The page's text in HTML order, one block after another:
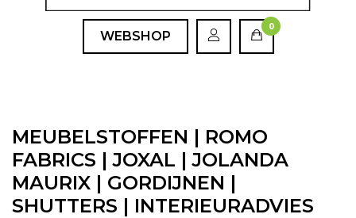
WEBSHOP
0
MEUBELSTOFFEN | ROMO
FABRICS | JOXAL | JOLANDA
MAURIX | GORDIJNEN |
SHUTTERS | INTERIEURADVIES